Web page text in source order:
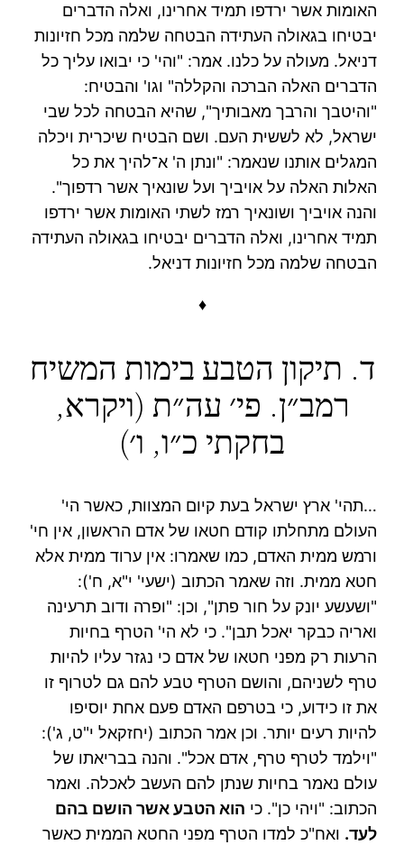
האומות אשר ירדפו תמיד אחרינו, ואלה הדברים
יבטיחו בגאולה העתידה הבטחה שלמה מכל חזיונות
דניאל. מעולה על כלנו. אמר: "והי' כי יבואו עליך כל
הדברים האלה הברכה והקללה" וגו' והבטיח:
"והיטבך והרבך מאבותיך", שהיא הבטחה לכל שבי
ישראל, לא לששית העם. ושם הבטיח שיכרית ויכלה
המגלים אותנו שנאמר: "ונתן ה' א־להיך את כל
האלות האלה על אויביך ועל שונאיך אשר רדפוך".
והנה אויביך ושונאיך רמז לשתי האומות אשר ירדפו
תמיד אחרינו, ואלה הדברים יבטיחו בגאולה העתידה
הבטחה שלמה מכל חזיונות דניאל.
♦
ד. תיקון הטבע בימות המשיח
רמב״ן. פי׳ עה״ת (ויקרא,
בחקתי כ״ו, ו׳)
…תהי' ארץ ישראל בעת קיום המצוות, כאשר הי'
העולם מתחלתו קודם חטאו של אדם הראשון, אין חי'
ורמש ממית האדם, כמו שאמרו: אין ערוד ממית אלא
חטא ממית. וזה שאמר הכתוב (ישעי' י"א, ח'):
"ושעשע יונק על חור פתן", וכן: "ופרה ודוב תרעינה
ואריה כבקר יאכל תבן". כי לא הי' הטרף בחיות
הרעות רק מפני חטאו של אדם כי נגזר עליו להיות
טרף לשניהם, והושם הטרף טבע להם גם לטרוף זו
את זו כידוע, כי בטרפם האדם פעם אחת יוסיפו
להיות רעים יותר. וכן אמר הכתוב (יחזקאל י"ט, ג'):
"וילמד לטרף טרף, אדם אכל". והנה בבריאתו של
עולם נאמר בחיות שנתן להם העשב לאכלה. ואמר
הכתוב: "ויהי כן". כי הוא הטבע אשר הושם בהם
לעד. ואח"כ למדו הטרף מפני החטא הממית כאשר